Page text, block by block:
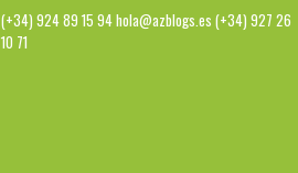
(+34) 924 89 15 94 hola@azblogs.es (+34) 927 26
10 71